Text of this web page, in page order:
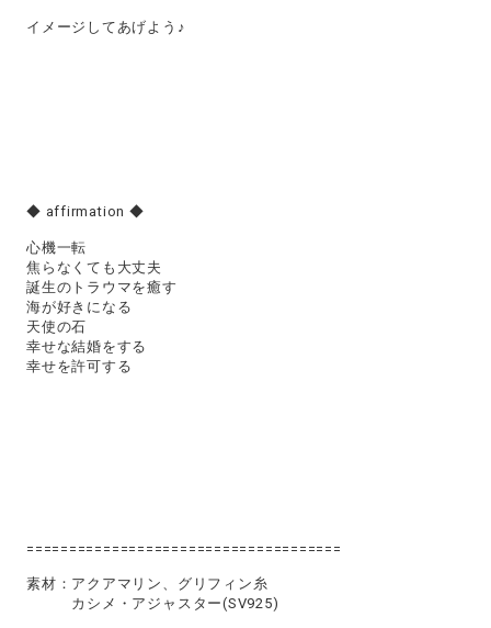
イメージしてあげよう♪
◆ affirmation ◆
心機一転
焦らなくても大丈夫
誕生のトラウマを癒す
海が好きになる
天使の石
幸せな結婚をする
幸せを許可する
=====================================
素材：アクアマリン、グリフィン糸
カシメ・アジャスター(SV925)